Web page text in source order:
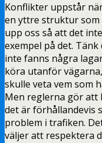
Konflikter uppstår
en yttre struktur som
upp oss så att det
exempel på det.
inte fanns några
köra utanför
skulle veta vem som
Men reglerna gör att
det är förhållandevis
problem i trafiken.
väljer att respektera